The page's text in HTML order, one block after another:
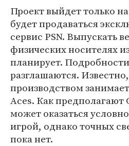
Проект выйдет только
будет продаваться
сервис PSN. Выпускать
физических носителях
планирует.
разглашаются.
производством
Aces. Как
может оказаться
игрой, однако точных
пока нет.